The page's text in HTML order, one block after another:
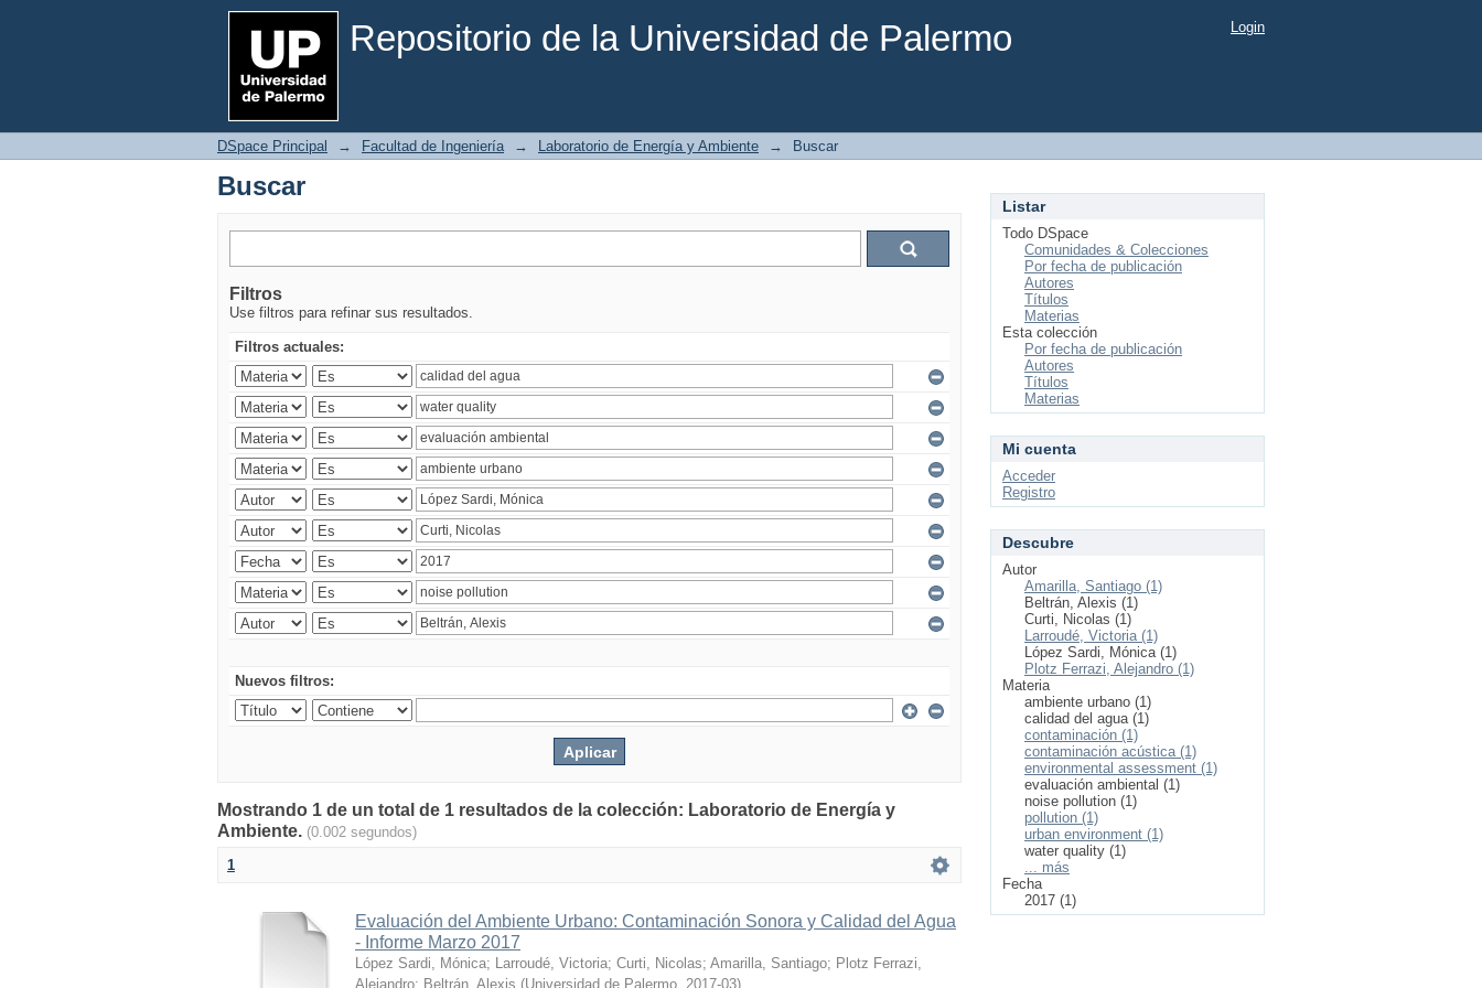
Repositorio de la Universidad de Palermo
Buscar Login
DSpace Principal → Facultad de Ingeniería → Laboratorio de Energía y Ambiente → Buscar
Buscar
Filtros
Use filtros para refinar sus resultados.
Filtros actuales:
Nuevos filtros:
Mostrando 1 de un total de 1 resultados de la colección: Laboratorio de Energía y
Ambiente. (0.002 segundos)
1
Evaluación del Ambiente Urbano: Contaminación Sonora y Calidad del Agua
- Informe Marzo 2017
López Sardi, Mónica; Larroudé, Victoria; Curti, Nicolas; Amarilla, Santiago; Plotz Ferrazi,
Alejandro; Beltrán, Alexis (Universidad de Palermo 2017-03)
Listar
Todo DSpace
Comunidades & Colecciones
Por fecha de publicación
Autores
Títulos
Materias
Esta colección
Por fecha de publicación
Autores
Títulos
Materias
Mi cuenta
Acceder
Registro
Descubre
Autor
Amarilla, Santiago (1)
Beltrán, Alexis (1)
Curti, Nicolas (1)
Larroudé, Victoria (1)
López Sardi, Mónica (1)
Plotz Ferrazi, Alejandro (1)
Materia
ambiente urbano (1)
calidad del agua (1)
contaminación (1)
contaminación acústica (1)
environmental assessment (1)
evaluación ambiental (1)
noise pollution (1)
pollution (1)
urban environment (1)
water quality (1)
... más
Fecha
2017 (1)